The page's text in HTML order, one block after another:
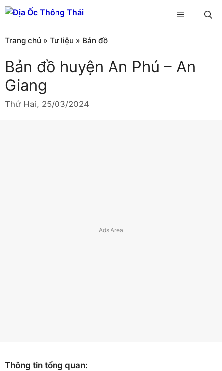
Chuyển
đến
nội
dung
Menu
Trang chủ » Tư liệu » Bản đồ
Bản đồ huyện An Phú – An
Giang
Thứ Hai, 25/03/2024
Thông tin tổng quan: